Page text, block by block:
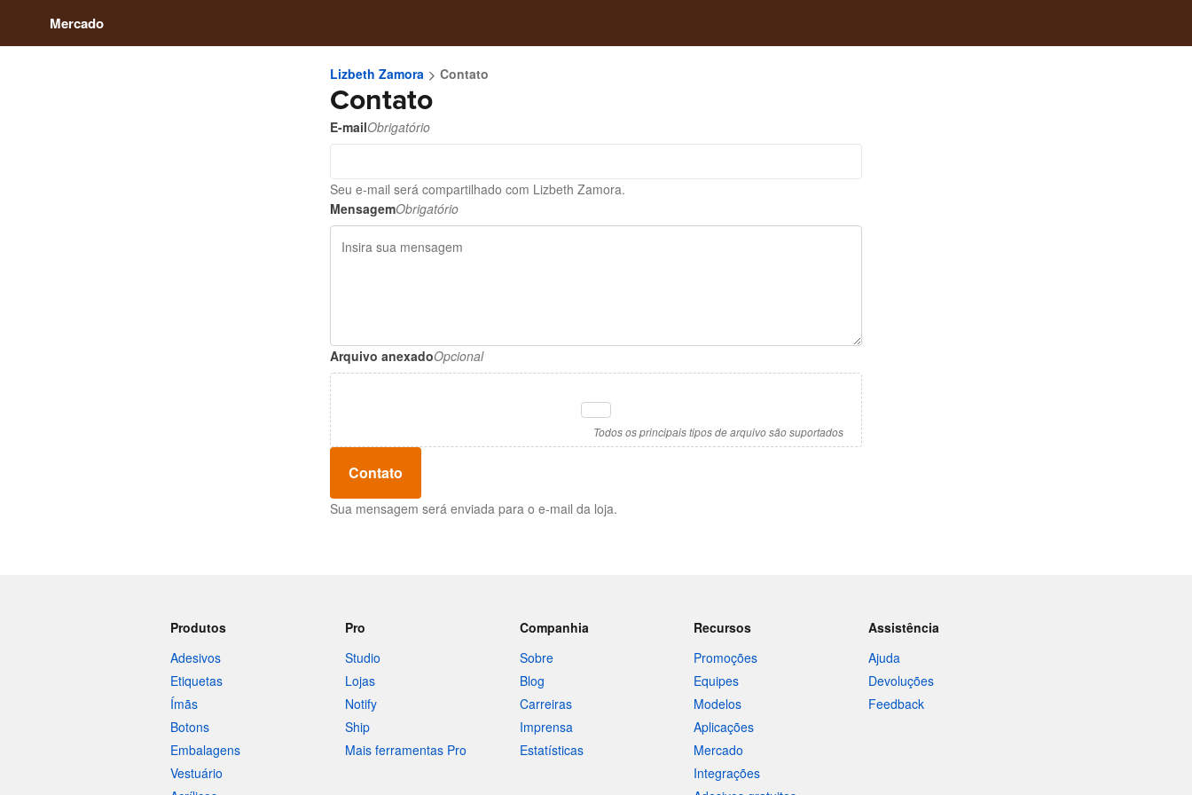
Mercado
Lizbeth Zamora Contato
Contato
E-mailObrigatório
Seu e-mail será compartilhado com Lizbeth Zamora.
MensagemObrigatório
Arquivo anexadoOpcional
Todos os principais tipos de arquivo são suportados
Contato
Sua mensagem será enviada para o e-mail da loja.
Produtos
Adesivos
Etiquetas
Ímãs
Botons
Embalagens
Vestuário
Pro
Studio
Lojas
Notify
Ship
Mais ferramentas Pro
Companhia
Sobre
Blog
Carreiras
Imprensa
Estatísticas
Recursos
Promoções
Equipes
Modelos
Aplicações
Mercado
Integrações
Assistência
Ajuda
Devoluções
Feedback